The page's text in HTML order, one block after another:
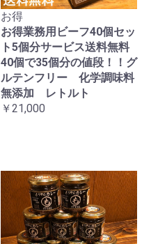
お得
お得業務用ビーフ40個セッ
ト5個分サービス送料無料
40個で35個分の値段！！グ
ルテンフリー 化学調味料
無添加 レトルト
￥21,000